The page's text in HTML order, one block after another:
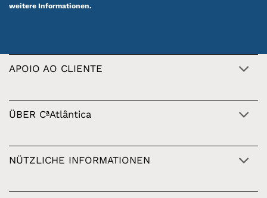
weitere Informationen.
APOIO AO CLIENTE
ÜBER CªAtlântica
NÜTZLICHE INFORMATIONEN